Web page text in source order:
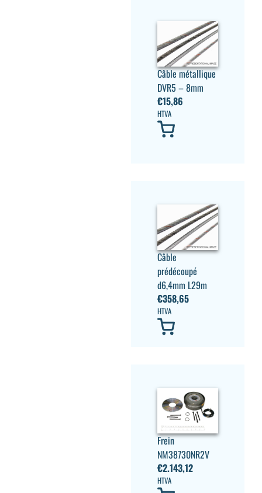
Câble métallique
DVR5 – 8mm
€15,86
HTVA
Câble
prédécoupé
d6,4mm L29m
€358,65
HTVA
Frein
NM38730NR2V
€2.143,12
HTVA